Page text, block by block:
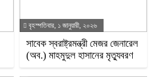
বৃহস্পতিবার, ১ জানুয়ারী, ২০২৬
সাবেক স্বরাষ্ট্রমন্ত্রী মেজর জেনারেল
(অব.) মাহমুদুল হাসানের মৃত্যুবরণ